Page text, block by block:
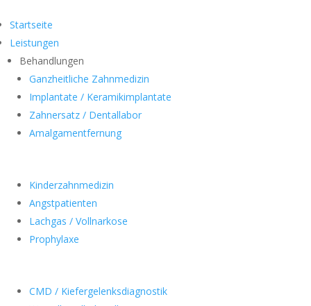
Startseite
Leistungen
Behandlungen
Ganzheitliche Zahnmedizin
Implantate / Keramikimplantate
Zahnersatz / Dentallabor
Amalgamentfernung
Kinderzahnmedizin
Angstpatienten
Lachgas / Vollnarkose
Prophylaxe
CMD / Kiefergelenksdiagnostik